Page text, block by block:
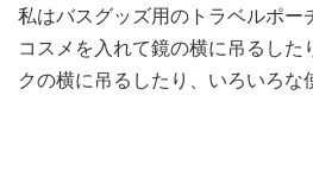
私はバスグッズ用のトラベルポー
コスメを入れて鏡の横に吊るした
クの横に吊るしたり、いろいろな